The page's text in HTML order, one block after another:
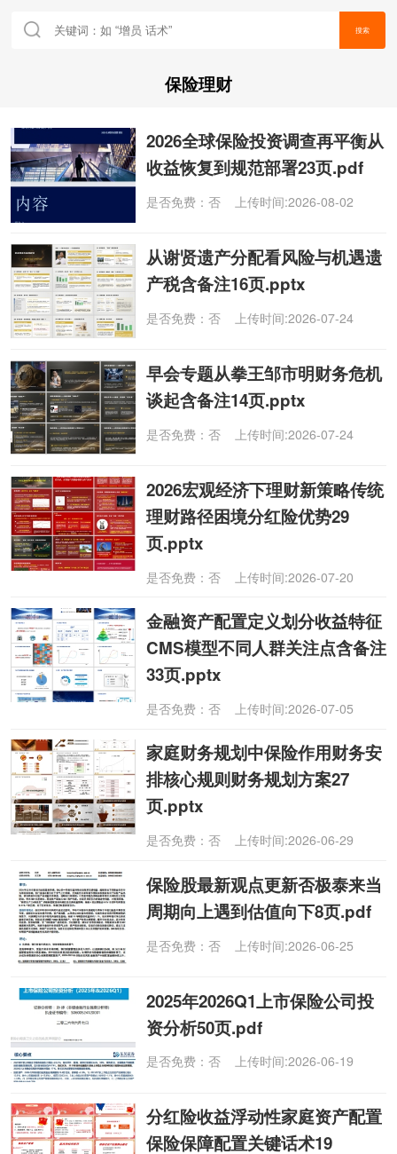
搜索
保险理财
2026全球保险投资调查再平衡从
收益恢复到规范部署23页.pdf
是否免费：否 上传时间:2026-08-02
从谢贤遗产分配看风险与机遇遗
产税含备注16页.pptx
是否免费：否 上传时间:2026-07-24
早会专题从拳王邹市明财务危机
谈起含备注14页.pptx
是否免费：否 上传时间:2026-07-24
2026宏观经济下理财新策略传统
理财路径困境分红险优势29
页.pptx
是否免费：否 上传时间:2026-07-20
金融资产配置定义划分收益特征
CMS模型不同人群关注点含备注
33页.pptx
是否免费：否 上传时间:2026-07-05
家庭财务规划中保险作用财务安
排核心规则财务规划方案27
页.pptx
是否免费：否 上传时间:2026-06-29
保险股最新观点更新否极泰来当
周期向上遇到估值向下8页.pdf
是否免费：否 上传时间:2026-06-25
2025年2026Q1上市保险公司投
资分析50页.pdf
是否免费：否 上传时间:2026-06-19
分红险收益浮动性家庭资产配置
保险保障配置关键话术19